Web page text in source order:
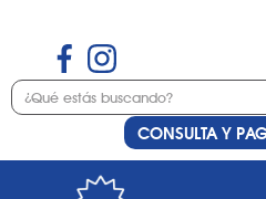
CONSULTA Y